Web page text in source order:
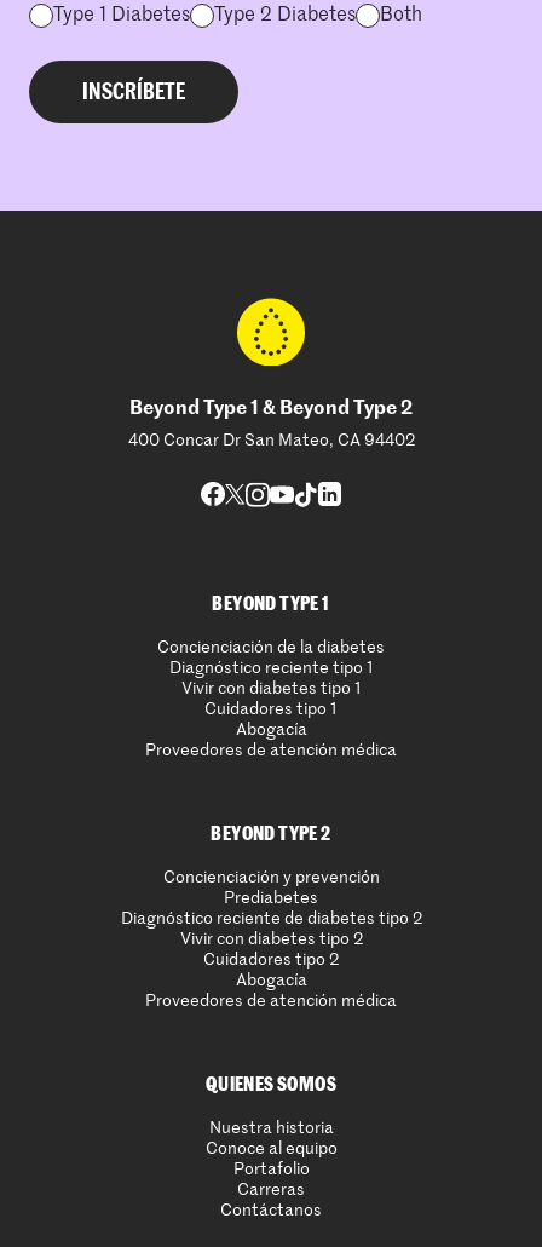
Type 1 Diabetes
Type 2 Diabetes Both
Beyond Type 1 & Beyond Type 2
400 Concar Dr San Mateo, CA 94402
BEYOND TYPE 1
Concienciación de la diabetes
Diagnóstico reciente tipo 1
Vivir con diabetes tipo 1
Cuidadores tipo 1
Abogacía
Proveedores de atención médica
BEYOND TYPE 2
Concienciación y prevención
Prediabetes
Diagnóstico reciente de diabetes tipo 2
Vivir con diabetes tipo 2
Cuidadores tipo 2
Abogacía
Proveedores de atención médica
QUIENES SOMOS
Nuestra historia
Conoce al equipo
Portafolio
Carreras
Contáctanos